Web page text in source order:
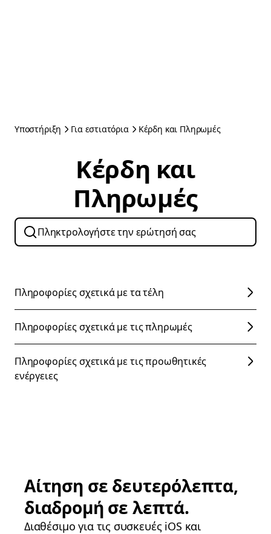
Υποστήριξη Για εστιατόρια Κέρδη και Πληρωμές
Κέρδη και
Πληρωμές
Πληροφορίες σχετικά με τα τέλη
Πληροφορίες σχετικά με τις πληρωμές
Πληροφορίες σχετικά με τις προωθητικές
ενέργειες
Αίτηση σε δευτερόλεπτα,
διαδρομή σε λεπτά.
Διαθέσιμο για τις συσκευές iOS και